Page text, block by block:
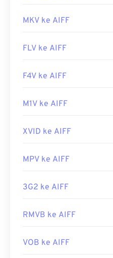
MKV ke AIFF
FLV ke AIFF
F4V ke AIFF
M1V ke AIFF
XVID ke AIFF
MPV ke AIFF
3G2 ke AIFF
RMVB ke AIFF
VOB ke AIFF